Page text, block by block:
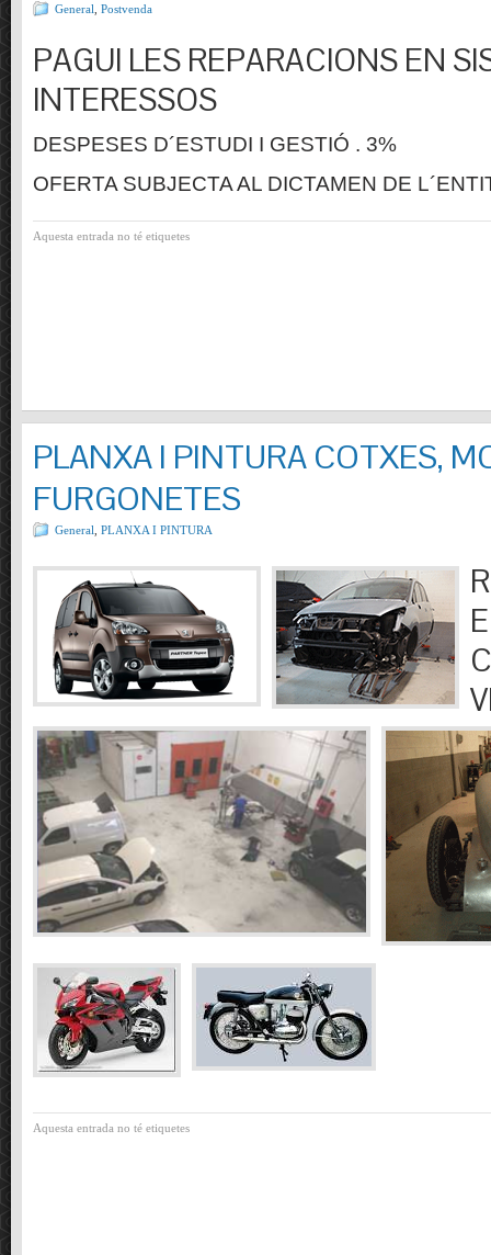
General Postvenda
PAGUI LES REPARACIONS EN
INTERESSOS
DESPESES D´ESTUDI I GESTIÓ . 3%
OFERTA SUBJECTA AL DICTAMEN DE
Aquesta entrada no té etiquetes
PLANXA I PINTURA COTXES,
FURGONETES
General PLANXA I PINTURA
Aquesta entrada no té etiquetes